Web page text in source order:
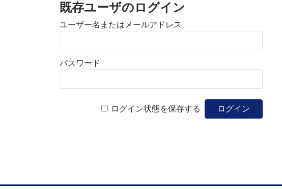
既存ユーザのログイン
ユーザー名またはメールアドレス
パスワード
ログイン状態を保存する